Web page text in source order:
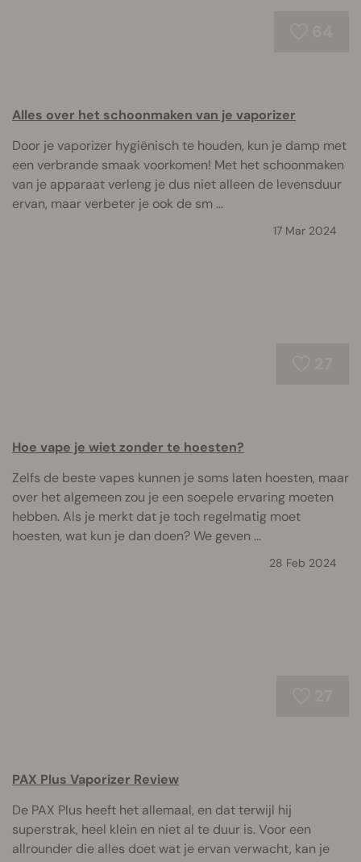
Alles over het schoonmaken van je vaporizer
Door je vaporizer hygiënisch te houden, kun je damp met
een verbrande smaak voorkomen! Met het schoonmaken
van je apparaat verleng je dus niet alleen de levensduur
ervan, maar verbeter je ook de sm ...
17 Mar 2024
Hoe vape je wiet zonder te hoesten?
Zelfs de beste vapes kunnen je soms laten hoesten, maar
over het algemeen zou je een soepele ervaring moeten
hebben. Als je merkt dat je toch regelmatig moet
hoesten, wat kun je dan doen? We geven ...
28 Feb 2024
PAX Plus Vaporizer Review
De PAX Plus heeft het allemaal, en dat terwijl hij
superstrak, heel klein en niet al te duur is. Voor een
allrounder die alles doet wat je ervan verwacht, kan je